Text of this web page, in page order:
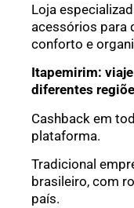
Loja
acessórios para
conforto e
Itapemirim:
diferentes
Cashback em
plataforma.
Tradicional
brasileiro, com
país.